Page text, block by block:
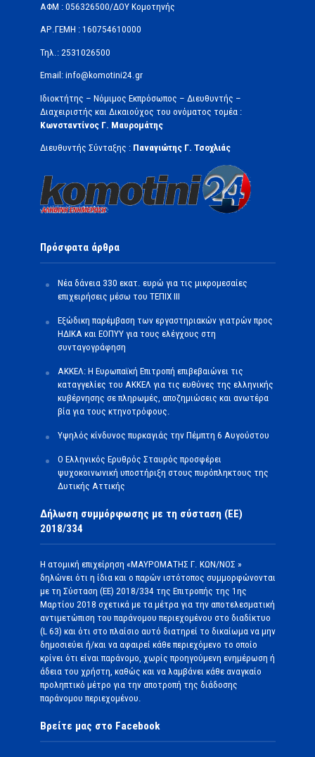
ΑΦΜ : 056326500/ΔOΥ Κομοτηνής
ΑΡ.ΓΕΜΗ : 160754610000
Τηλ.: 2531026500
Email: info@komotini24.gr
Ιδιοκτήτης – Νόμιμος Εκπρόσωπος – Διευθυντής –
Διαχειριστής και Δικαιούχος του ονόματος τομέα :
Κωνσταντίνος Γ. Μαυρομάτης
Διευθυντής Σύνταξης : Παναγιώτης Γ. Τσοχλιάς
Πρόσφατα άρθρα
Νέα δάνεια 330 εκατ. ευρώ για τις μικρομεσαίες
επιχειρήσεις μέσω του ΤΕΠΙΧ ΙΙΙ
Εξώδικη παρέμβαση των εργαστηριακών γιατρών προς
ΗΔΙΚΑ και ΕΟΠΥΥ για τους ελέγχους στη
συνταγογράφηση
ΑΚΚΕΛ: Η Ευρωπαϊκή Επιτροπή επιβεβαιώνει τις
καταγγελίες του ΑΚΚΕΛ για τις ευθύνες της ελληνικής
κυβέρνησης σε πληρωμές, αποζημιώσεις και ανωτέρα
βία για τους κτηνοτρόφους.
Υψηλός κίνδυνος πυρκαγιάς την Πέμπτη 6 Αυγούστου
Ο Ελληνικός Ερυθρός Σταυρός προσφέρει
ψυχοκοινωνική υποστήριξη στους πυρόπληκτους της
Δυτικής Αττικής
Δήλωση συμμόρφωσης με τη σύσταση (ΕΕ)
2018/334
Η ατομική επιχείρηση «ΜΑΥΡΟΜΑΤΗΣ Γ. ΚΩΝ/ΝΟΣ »
δηλώνει ότι η ίδια και ο παρών ιστότοπος συμμορφώνονται
με τη Σύσταση (ΕΕ) 2018/334 της Επιτροπής της 1ης
Μαρτίου 2018 σχετικά με τα μέτρα για την αποτελεσματική
αντιμετώπιση του παράνομου περιεχομένου στο διαδίκτυο
(L 63) και ότι στο πλαίσιο αυτό διατηρεί το δικαίωμα να μην
δημοσιεύει ή/και να αφαιρεί κάθε περιεχόμενο το οποίο
κρίνει ότι είναι παράνομο, χωρίς προηγούμενη ενημέρωση ή
άδεια του χρήστη, καθώς και να λαμβάνει κάθε αναγκαίο
προληπτικό μέτρο για την αποτροπή της διάδοσης
παράνομου περιεχομένου.
Βρείτε μας στο Facebook